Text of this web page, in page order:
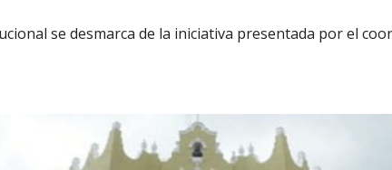
se desmarca de la iniciativa presentada por el